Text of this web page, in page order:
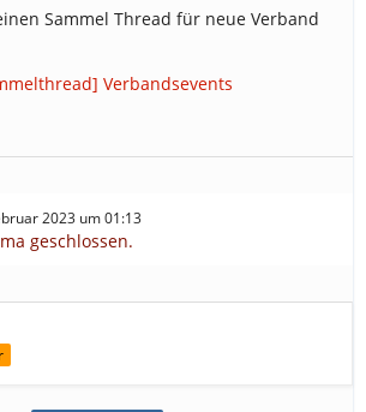
Sammel Thread für neue Verband
Verbandsevents
2023 um 01:13
geschlossen.